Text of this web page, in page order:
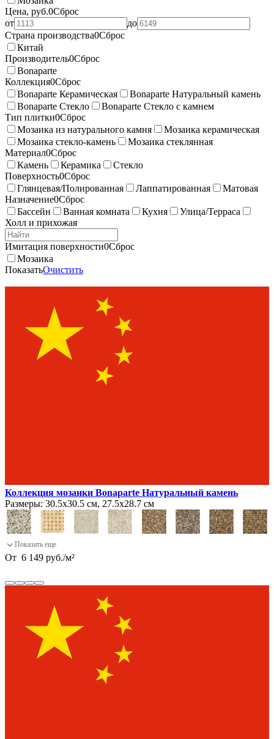
Цена, руб.0Сброс
от
до
Страна производства0Сброс
Китай
Производитель0Сброс
Bonaparte
Коллекция0Сброс
Bonaparte Керамическая
Bonaparte Натуральный камень
Bonaparte Стекло
Bonaparte Стекло с камнем
Тип плитки0Сброс
Мозаика из натурального камня
Мозаика керамическая
Мозаика стекло-камень
Мозаика стеклянная
Материал0Сброс
Камень
Керамика
Стекло
Поверхность0Сброс
Глянцевая/Полированная
Лаппатированная
Матовая
Назначение0Сброс
Бассейн
Ванная комната Кухня
Улица/Терраса
Холл и прихожая
Имитация поверхности0Сброс
Мозаика
ПоказатьОчистить
Коллекция мозаики Bonaparte Натуральный камень
Размеры: 30.5х30.5 см, 27.5х28.7 см
От 6 149 руб./м²